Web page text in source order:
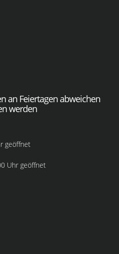
an Feiertagen abweichen
werden
geöffnet
Uhr geöffnet